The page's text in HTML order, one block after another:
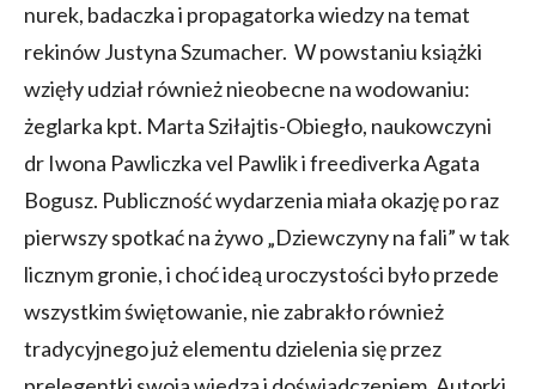
nurek, badaczka i propagatorka wiedzy na temat
rekinów Justyna Szumacher. W powstaniu książki
wzięły udział również nieobecne na wodowaniu:
żeglarka kpt. Marta Sziłajtis-Obiegło, naukowczyni
dr Iwona Pawliczka vel Pawlik i freediverka Agata
Bogusz. Publiczność wydarzenia miała okazję po raz
pierwszy spotkać na żywo „Dziewczyny na fali” w tak
licznym gronie, i choć ideą uroczystości było przede
wszystkim świętowanie, nie zabrakło również
tradycyjnego już elementu dzielenia się przez